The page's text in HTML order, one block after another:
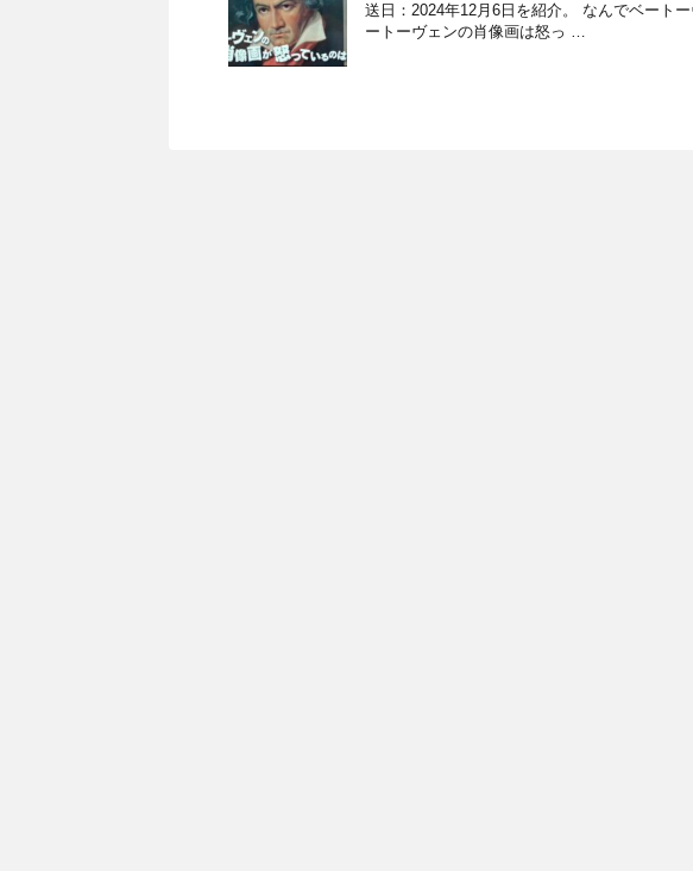
送日：2024年12月6日を紹介。 なんでベート
ートーヴェンの肖像画は怒っ …